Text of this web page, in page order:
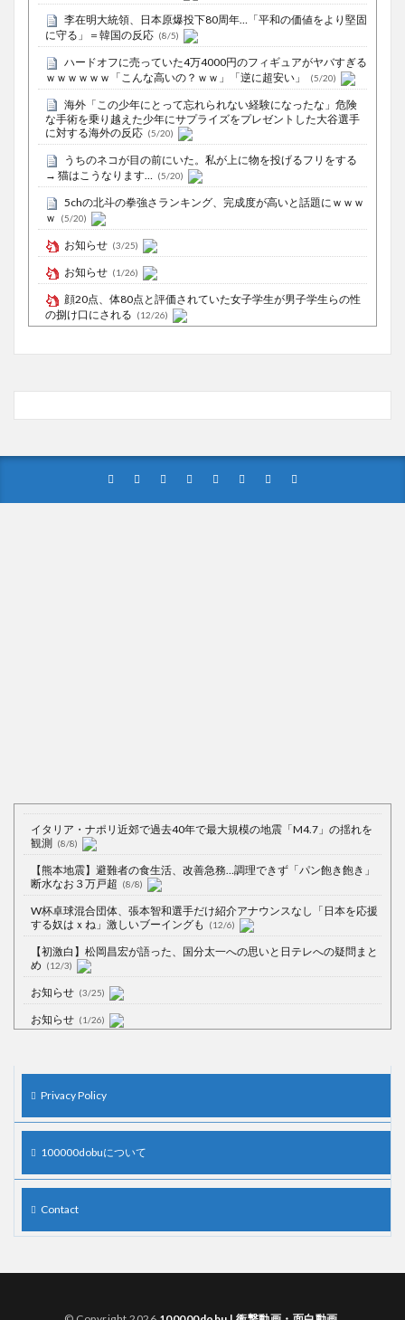
李在明大統領、日本原爆投下80周年…「平和の価値をより堅固
に守る」＝韓国の反応 (8/5)
ハードオフに売っていた4万4000円のフィギュアがヤバすぎる
ｗｗｗｗｗｗ「こんな高いの？ｗｗ」「逆に超安い」
(5/20)
海外「この少年にとって忘れられない経験になったな」危険
な手術を乗り越えた少年にサプライズをプレゼントした大谷選手
に対する海外の反応 (5/20)
うちのネコが目の前にいた。私が上に物を投げるフリをする
→ 猫はこうなります… (5/20)
5chの北斗の拳強さランキング、完成度が高いと話題にｗｗｗ
ｗ
(5/20)
お知らせ (3/25)
お知らせ (1/26)
顔20点、体80点と評価されていた女子学生が男子学生らの性
の捌け口にされる (12/26)
広がらず (7/13)
イタリア・ナポリ近郊で過去40年で最大規模の地震「M4.7」の揺れを
観測 (8/8)
【熊本地震】避難者の食生活、改善急務…調理できず「パン飽き飽き」
断水なお３万戸超 (8/8)
W杯卓球混合団体、張本智和選手だけ紹介アナウンスなし「日本を応援
する奴はｘね」激しいブーイングも
(12/6)
【初激白】松岡昌宏が語った、国分太一への思いと日テレへの疑問まと
め (12/3)
お知らせ (3/25)
お知らせ (1/26)
(7/13)
Privacy Policy
100000dobuについて
Contact